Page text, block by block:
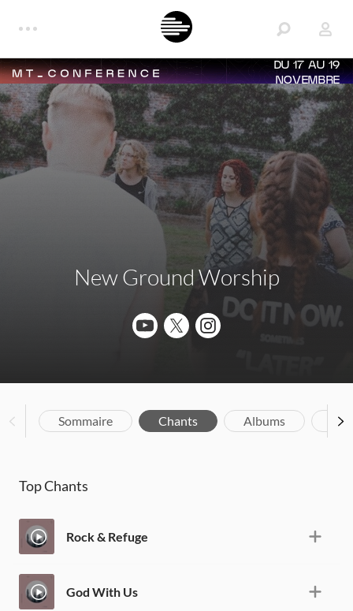
DU 17 AU 19
NOVEMBRE
New Ground Worship
Sommaire Chants Albums
Top Chants
Rock & Refuge
God With Us